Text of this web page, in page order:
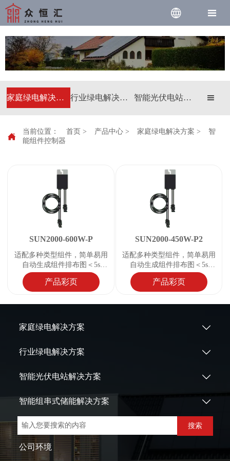
 
家庭绿电解决方案 行业绿电解决方案 智能光伏电站解决方案 
 当前位置： 首页 > 产品中心 > 家庭绿电解决方案 >
智
能组件控制器
SUN2000-600W-P
适配多种类型组件，简单易用
自动生成组件排布图＜5s
电弧精准定位
产品彩页
SUN2000-450W-P2
适配多种类型组件，简单易用
自动生成组件排布图＜5s
电弧精准定位
产品彩页
家庭绿电解决方案 
行业绿电解决方案 
智能光伏电站解决方案 
智能组串式储能解决方案 
搜索
公司环境